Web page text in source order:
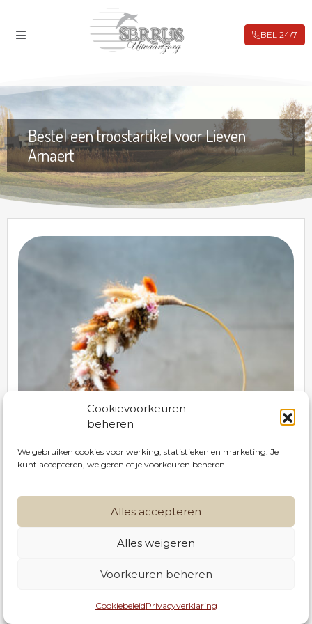
Cookievoorkeuren
beheren
We gebruiken cookies voor werking, statistieken en marketing. Je
kunt accepteren, weigeren of je voorkeuren beheren.
Alles accepteren
Alles weigeren
Voorkeuren beheren
CookiebeleidPrivacyverklaring
BIJ OVERLIJDEN
UITVAARTVERZEKERING
VOORAFREGELING
WEBSHOP
CONTACT
info@serrusnv.be
BEL 24/7
Bestel een troostartikel voor Lieven
Arnaert
Flowerhoop
€ 69
Bestellen